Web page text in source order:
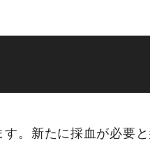
。新たに採血が必要